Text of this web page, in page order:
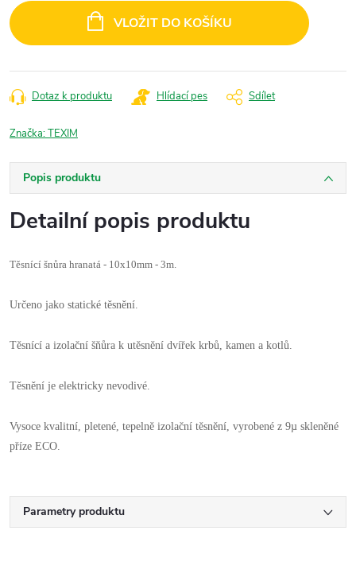
cena:
VLOŽIT DO KOŠÍKU
Dotaz k produktu Hlídací pes Sdílet
Značka:TEXIM
Popis produktu
Detailní popis produktu
Těsnící šnůra hranatá - 10x10mm - 3m.
Určeno jako statické těsnění.
Těsnící a izolační šňůra k utěsnění dvířek krbů, kamen a kotlů.
Těsnění je elektricky nevodivé.
Vysoce kvalitní, pletené, tepelně izolační těsnění, vyrobené z 9µ skleněné
příze ECO.
Parametry produktu